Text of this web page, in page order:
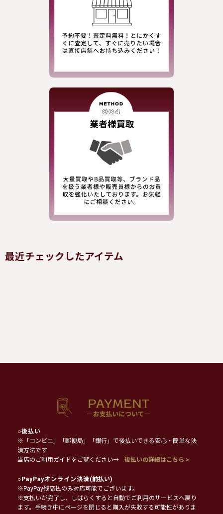
最近チェックしたアイテム
○後払い
※「コンビニ」「郵便局」「銀行」で後払いできる安心・簡単な決
済方法です
当店のご利用ガイドをご覧ください→
後払いの詳細はこちら >
○PayPayオンライン決済(前払い)
※PayPay残高払のみ対応可能でございます。
※支払いが完了し、しばらくすると自動でご利用のサービスへ戻り
ます。手続き中にページを閉じると購入が失敗する可能性がありま